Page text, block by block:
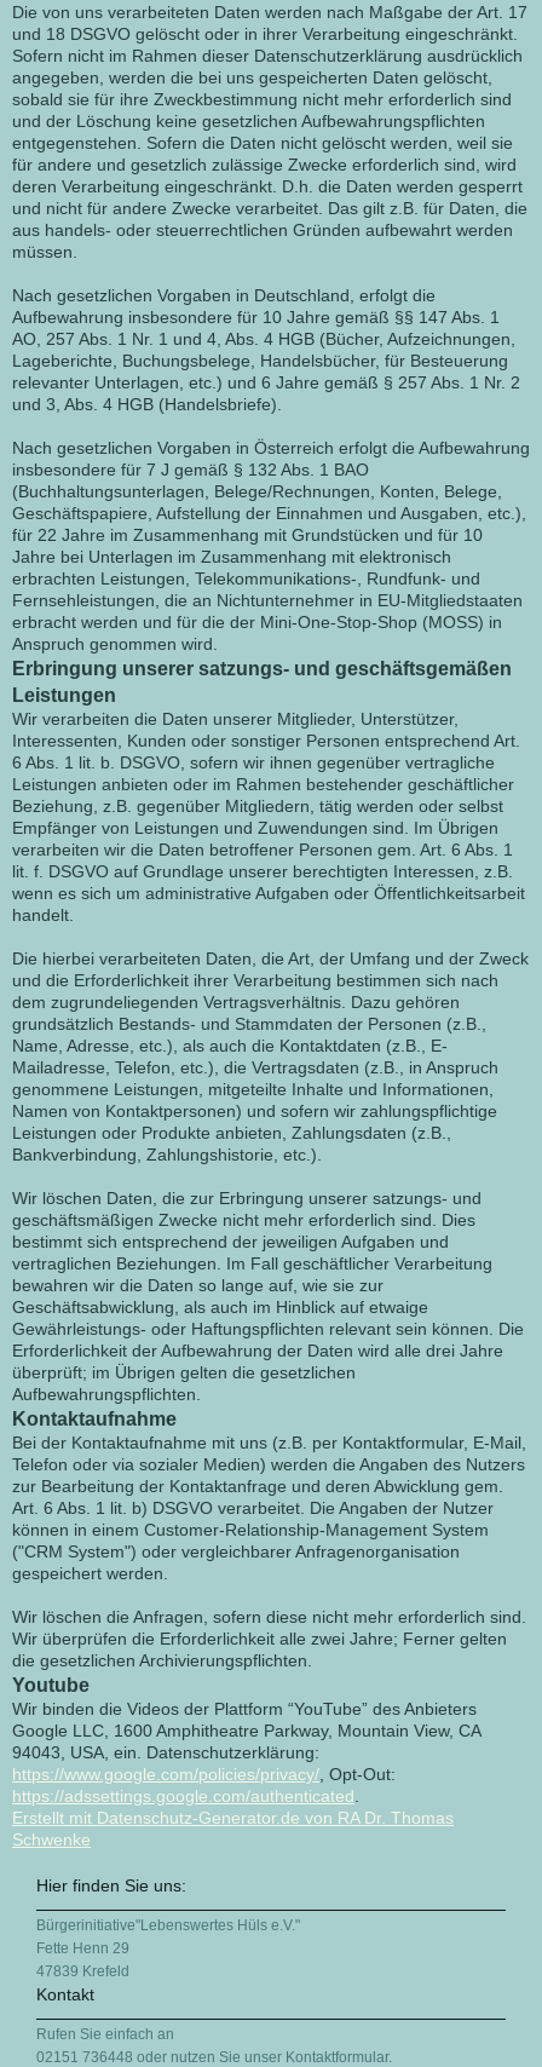
Die von uns verarbeiteten Daten werden nach Maßgabe der Art. 17
und 18 DSGVO gelöscht oder in ihrer Verarbeitung eingeschränkt.
Sofern nicht im Rahmen dieser Datenschutzerklärung ausdrücklich
angegeben, werden die bei uns gespeicherten Daten gelöscht,
sobald sie für ihre Zweckbestimmung nicht mehr erforderlich sind
und der Löschung keine gesetzlichen Aufbewahrungspflichten
entgegenstehen. Sofern die Daten nicht gelöscht werden, weil sie
für andere und gesetzlich zulässige Zwecke erforderlich sind, wird
deren Verarbeitung eingeschränkt. D.h. die Daten werden gesperrt
und nicht für andere Zwecke verarbeitet. Das gilt z.B. für Daten, die
aus handels- oder steuerrechtlichen Gründen aufbewahrt werden
müssen.
Nach gesetzlichen Vorgaben in Deutschland, erfolgt die
Aufbewahrung insbesondere für 10 Jahre gemäß §§ 147 Abs. 1
AO, 257 Abs. 1 Nr. 1 und 4, Abs. 4 HGB (Bücher, Aufzeichnungen,
Lageberichte, Buchungsbelege, Handelsbücher, für Besteuerung
relevanter Unterlagen, etc.) und 6 Jahre gemäß § 257 Abs. 1 Nr. 2
und 3, Abs. 4 HGB (Handelsbriefe).
Nach gesetzlichen Vorgaben in Österreich erfolgt die Aufbewahrung
insbesondere für 7 J gemäß § 132 Abs. 1 BAO
(Buchhaltungsunterlagen, Belege/Rechnungen, Konten, Belege,
Geschäftspapiere, Aufstellung der Einnahmen und Ausgaben, etc.),
für 22 Jahre im Zusammenhang mit Grundstücken und für 10
Jahre bei Unterlagen im Zusammenhang mit elektronisch
erbrachten Leistungen, Telekommunikations-, Rundfunk- und
Fernsehleistungen, die an Nichtunternehmer in EU-Mitgliedstaaten
erbracht werden und für die der Mini-One-Stop-Shop (MOSS) in
Anspruch genommen wird.
Erbringung unserer satzungs- und geschäftsgemäßen
Leistungen
Wir verarbeiten die Daten unserer Mitglieder, Unterstützer,
Interessenten, Kunden oder sonstiger Personen entsprechend Art.
6 Abs. 1 lit. b. DSGVO, sofern wir ihnen gegenüber vertragliche
Leistungen anbieten oder im Rahmen bestehender geschäftlicher
Beziehung, z.B. gegenüber Mitgliedern, tätig werden oder selbst
Empfänger von Leistungen und Zuwendungen sind. Im Übrigen
verarbeiten wir die Daten betroffener Personen gem. Art. 6 Abs. 1
lit. f. DSGVO auf Grundlage unserer berechtigten Interessen, z.B.
wenn es sich um administrative Aufgaben oder Öffentlichkeitsarbeit
handelt.
Die hierbei verarbeiteten Daten, die Art, der Umfang und der Zweck
und die Erforderlichkeit ihrer Verarbeitung bestimmen sich nach
dem zugrundeliegenden Vertragsverhältnis. Dazu gehören
grundsätzlich Bestands- und Stammdaten der Personen (z.B.,
Name, Adresse, etc.), als auch die Kontaktdaten (z.B., E-
Mailadresse, Telefon, etc.), die Vertragsdaten (z.B., in Anspruch
genommene Leistungen, mitgeteilte Inhalte und Informationen,
Namen von Kontaktpersonen) und sofern wir zahlungspflichtige
Leistungen oder Produkte anbieten, Zahlungsdaten (z.B.,
Bankverbindung, Zahlungshistorie, etc.).
Wir löschen Daten, die zur Erbringung unserer satzungs- und
geschäftsmäßigen Zwecke nicht mehr erforderlich sind. Dies
bestimmt sich entsprechend der jeweiligen Aufgaben und
vertraglichen Beziehungen. Im Fall geschäftlicher Verarbeitung
bewahren wir die Daten so lange auf, wie sie zur
Geschäftsabwicklung, als auch im Hinblick auf etwaige
Gewährleistungs- oder Haftungspflichten relevant sein können. Die
Erforderlichkeit der Aufbewahrung der Daten wird alle drei Jahre
überprüft; im Übrigen gelten die gesetzlichen
Aufbewahrungspflichten.
Kontaktaufnahme
Bei der Kontaktaufnahme mit uns (z.B. per Kontaktformular, E-Mail,
Telefon oder via sozialer Medien) werden die Angaben des Nutzers
zur Bearbeitung der Kontaktanfrage und deren Abwicklung gem.
Art. 6 Abs. 1 lit. b) DSGVO verarbeitet. Die Angaben der Nutzer
können in einem Customer-Relationship-Management System
("CRM System") oder vergleichbarer Anfragenorganisation
gespeichert werden.
Wir löschen die Anfragen, sofern diese nicht mehr erforderlich sind.
Wir überprüfen die Erforderlichkeit alle zwei Jahre; Ferner gelten
die gesetzlichen Archivierungspflichten.
Youtube
Wir binden die Videos der Plattform “YouTube” des Anbieters
Google LLC, 1600 Amphitheatre Parkway, Mountain View, CA
94043, USA, ein. Datenschutzerklärung:
https://www.google.com/policies/privacy/ , Opt-Out:
https://adssettings.google.com/authenticated
Erstellt mit Datenschutz-Generator.de von RA Dr. Thomas
Schwenke
Hier finden Sie uns:
Bürgerinitiative"Lebenswertes Hüls e.V."
Fette Henn 29
47839 Krefeld
Kontakt
Rufen Sie einfach an
02151 736448 oder nutzen Sie unser Kontaktformular.